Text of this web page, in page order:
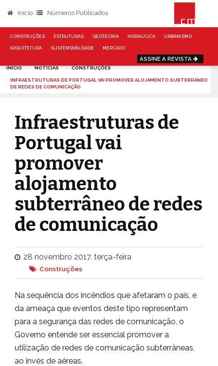
Início Números Publicados
CONSTRUÇÕES ESTRUTURAS GEOTECNIA HIDRÁULICA URBANISMO
ARQUITETURA SUSTENTABILIDADE MERCADO
ASSINE A REVISTA
INÍCIO NOTÍCIAS CONSTRUÇÕES
INFRAESTRUTURAS DE PORTUGAL VAI PROMOVER ALOJAMENTO SUBTERRÂNEO
DE REDES DE COMUNICAÇÃO
Infraestruturas de
Portugal vai
promover
alojamento
subterrâneo de redes
de comunicação
28 novembro 2017, terça-feira
Construções
Na sequência dos incêndios que afetaram o país, e
da ameaça que eventos deste tipo representam
para a segurança das redes de comunicação, o
Governo entende ser essencial promover a
utilização de redes de comunicação subterrâneas,
ao invés de aéreas.